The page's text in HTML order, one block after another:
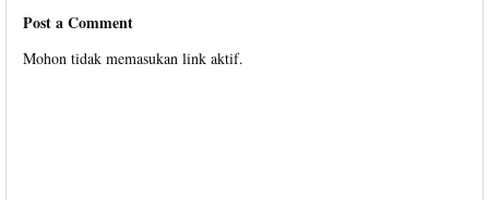
Post a Comment
Mohon tidak memasukan link aktif.